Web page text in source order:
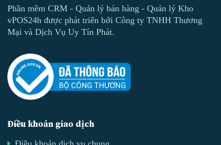
Phần mềm CRM - Quản lý bán hàng - Quản lý Kho
vPOS24h được phát triển bởi Công ty TNHH Thương
Mại và Dịch Vụ Uy Tín Phát.
Điều khoản giao dịch